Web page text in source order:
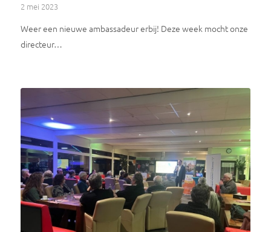
2 mei 2023
Weer een nieuwe ambassadeur erbij! Deze week mocht onze
directeur…